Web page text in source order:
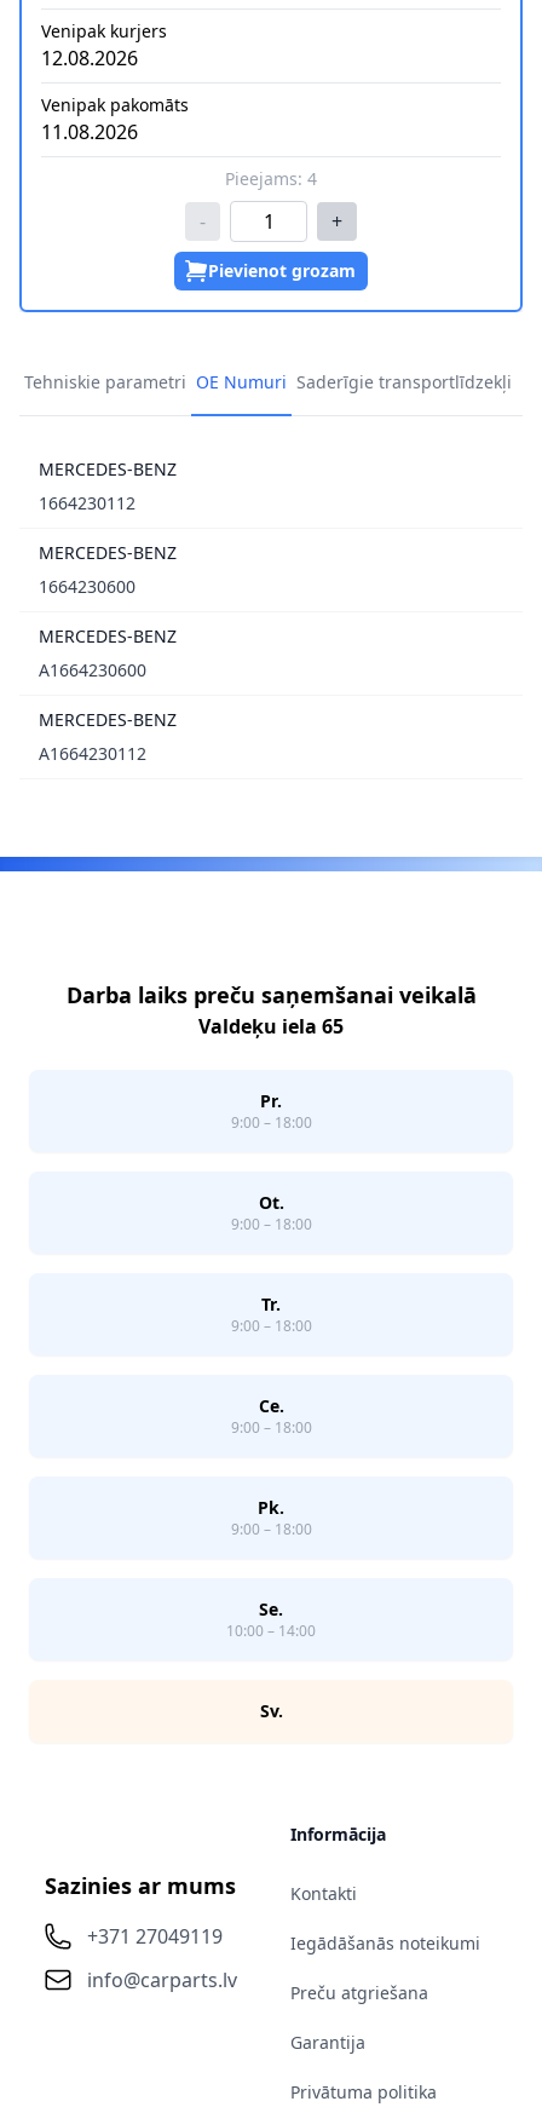
Venipak kurjers
12.08.2026
Venipak pakomāts
11.08.2026
Pieejams: 4
- +
Pievienot grozam
Tehniskie parametri OE Numuri Saderīgie transportlīdzekļi
MERCEDES-BENZ
1664230112
MERCEDES-BENZ
1664230600
MERCEDES-BENZ
A1664230600
MERCEDES-BENZ
A1664230112
Darba laiks preču saņemšanai veikalā
Valdeķu iela 65
Pr.
9:00 – 18:00
Ot.
9:00 – 18:00
Tr.
9:00 – 18:00
Ce.
9:00 – 18:00
Pk.
9:00 – 18:00
Se.
10:00 – 14:00
Sv.
Sazinies ar mums
+371 27049119
info@carparts.lv
Informācija
Kontakti
Iegādāšanās noteikumi
Preču atgriešana
Garantija
Privātuma politika